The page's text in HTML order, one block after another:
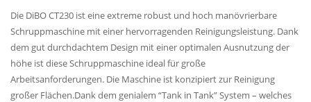
Die DiBO CT230 ist eine extreme robust und hoch manövrierbare
Schruppmaschine mit einer hervorragenden Reinigungsleistung. Dank
dem gut durchdachtem Design mit einer optimalen Ausnutzung der
höhe ist diese Schruppmaschine ideal für große
Arbeitsanforderungen. Die Maschine ist konzipiert zur Reinigung
großer Flächen.Dank dem genialem “Tank in Tank” System – welches